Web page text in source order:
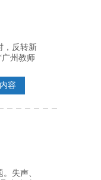
，反转新
州教师
容
失声、